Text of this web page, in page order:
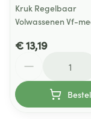
Kruk Regelbaar
Volwassenen Vf-
€ 13,19
Bestel